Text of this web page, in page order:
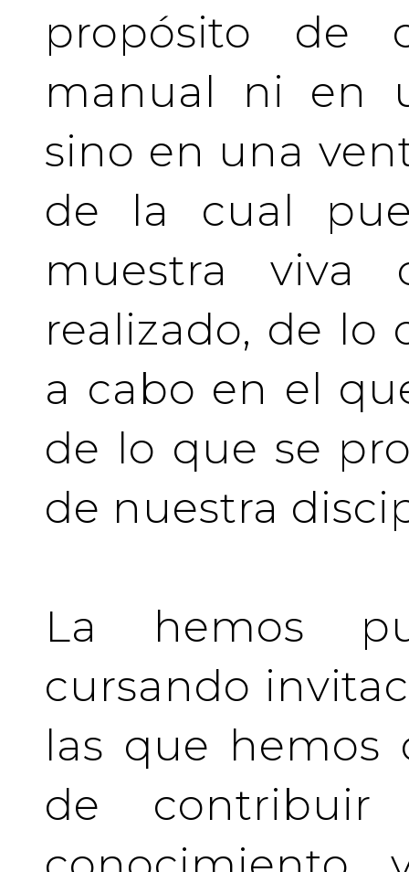
propósito de
manual ni en
sino en una
de la cual
muestra
realizado, de lo
a cabo en el
de lo que se
de nuestra
La hemos
cursando
las que hemos
de contribuir